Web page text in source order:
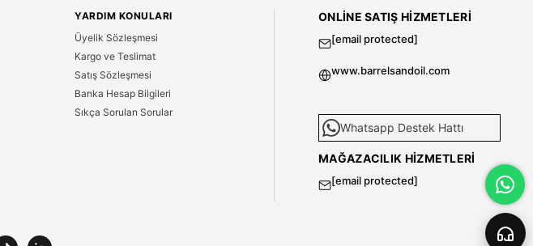
YARDIM KONULARI
Üyelik Sözleşmesi
Kargo ve Teslimat
Satış Sözleşmesi
Banka Hesap Bilgileri
Sıkça Sorulan Sorular
ONLINE SATIŞ HIZMETLERI
[email protected]
www.barrelsandoil.com
Whatsapp Destek Hattı
MAĞAZACILIK HIZMETLERI
[email protected]